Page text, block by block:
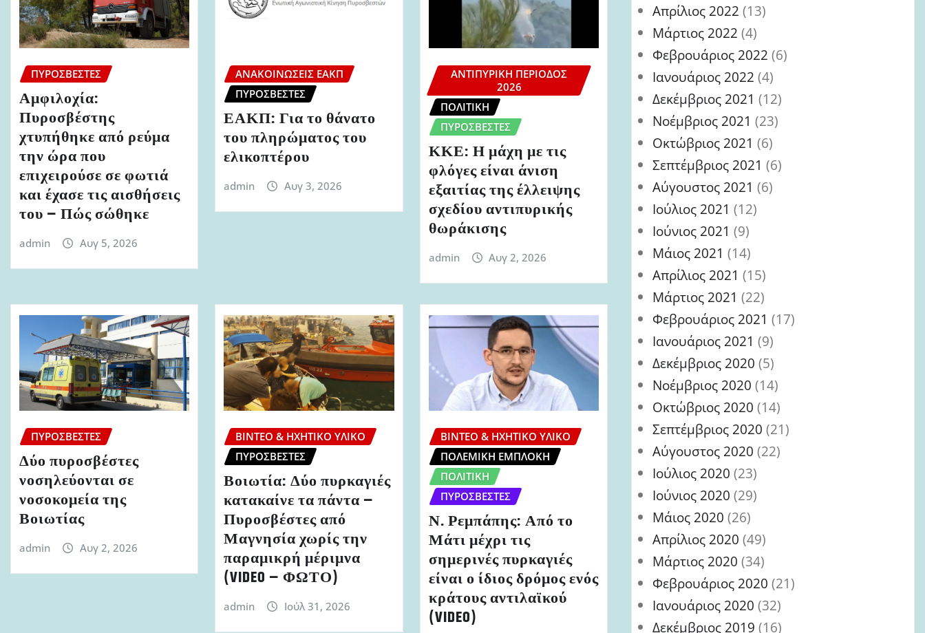
ΠΥΡΟΣΒΈΣΤΕΣ
Αμφιλοχία:
Πυροσβέστης
χτυπήθηκε από ρεύμα
την ώρα που
επιχειρούσε σε φωτιά
και έχασε τις αισθήσεις
του – Πώς σώθηκε
admin Αυγ 5, 2026
ΑΝΑΚΟΙΝΏΣΕΙΣ ΕΑΚΠ
ΠΥΡΟΣΒΈΣΤΕΣ
ΕΑΚΠ: Για το θάνατο
του πληρώματος του
ελικοπτέρου
admin Αυγ 3, 2026
ΑΝΤΙΠΥΡΙΚΉ ΠΕΡΊΟΔΟΣ
2026
ΠΟΛΙΤΙΚΉ
ΠΥΡΟΣΒΈΣΤΕΣ
ΚΚΕ: Η μάχη με τις
φλόγες είναι άνιση
εξαιτίας της έλλειψης
σχεδίου αντιπυρικής
θωράκισης
admin Αυγ 2, 2026
ΠΥΡΟΣΒΈΣΤΕΣ
Δύο πυροσβέστες
νοσηλεύονται σε
νοσοκομεία της
Βοιωτίας
admin Αυγ 2, 2026
ΒΊΝΤΕΟ & ΗΧΗΤΙΚΌ ΥΛΙΚΌ
ΠΥΡΟΣΒΈΣΤΕΣ
Βοιωτία: Δύο πυρκαγιές
κατακαίνε τα πάντα –
Πυροσβέστες από
Μαγνησία χωρίς την
παραμικρή μέριμνα
(VIDEO – ΦΩΤΟ)
admin Ιούλ 31, 2026
ΒΊΝΤΕΟ & ΗΧΗΤΙΚΌ ΥΛΙΚΌ
ΠΟΛΕΜΙΚΉ ΕΜΠΛΟΚΉ
ΠΟΛΙΤΙΚΉ
ΠΥΡΟΣΒΈΣΤΕΣ
Ν. Ρεμπάπης: Από το
Μάτι μέχρι τις
σημερινές πυρκαγιές
είναι ο ίδιος δρόμος ενός
κράτους αντιλαϊκού
(VIDEO)
Απρίλιος 2022 (13)
Μάρτιος 2022 (4)
Φεβρουάριος 2022 (6)
Ιανουάριος 2022 (4)
Δεκέμβριος 2021 (12)
Νοέμβριος 2021 (23)
Οκτώβριος 2021 (6)
Σεπτέμβριος 2021 (6)
Αύγουστος 2021 (6)
Ιούλιος 2021 (12)
Ιούνιος 2021 (9)
Μάιος 2021 (14)
Απρίλιος 2021 (15)
Μάρτιος 2021 (22)
Φεβρουάριος 2021 (17)
Ιανουάριος 2021 (9)
Δεκέμβριος 2020 (5)
Νοέμβριος 2020 (14)
Οκτώβριος 2020 (14)
Σεπτέμβριος 2020 (21)
Αύγουστος 2020 (22)
Ιούλιος 2020 (23)
Ιούνιος 2020 (29)
Μάιος 2020 (26)
Απρίλιος 2020 (49)
Μάρτιος 2020 (34)
Φεβρουάριος 2020 (21)
Ιανουάριος 2020 (32)
Δεκέμβριος 2019 (16)